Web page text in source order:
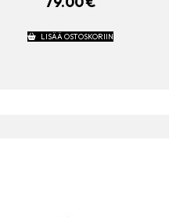
LISÄÄ OSTOSKORIIN